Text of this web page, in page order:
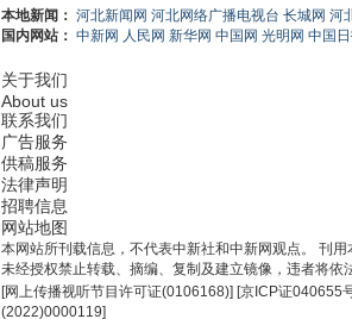
本地新闻： 河北新闻网 河北网络广播电视台 长城网 河
国内网站： 中新网 人民网 新华网 中国网 光明网 中国
关于我们
About us
联系我们
广告服务
供稿服务
法律声明
招聘信息
网站地图
本网站所刊载信息，不代表中新社和中新网观点。 刊用
未经授权禁止转载、摘编、复制及建立镜像，违者将依
[网上传播视听节目许可证(0106168)] [京ICP证040655
(2022)0000119]